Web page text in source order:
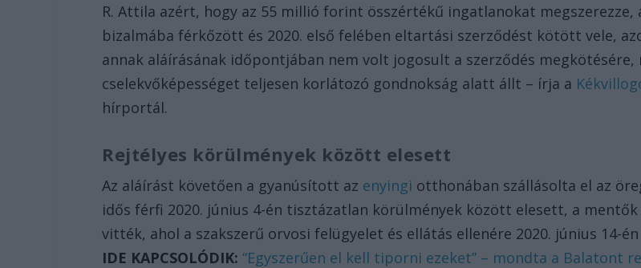
R. Attila azért, hogy az 55 millió forint összértékű ingatlanokat megszerezze,
bizalmába férkőzött és 2020. első felében eltartási szerződést kötött vele,
annak aláírásának időpontjában nem volt jogosult a szerződés megkötésére,
cselekvőképességet teljesen korlátozó gondnokság alatt állt – írja a
hírportál.
Rejtélyes körülmények között elesett
Az aláírást követően a gyanúsított az enyingi otthonában szállásolta el az
idős férfi 2020. június 4-én tisztázatlan körülmények között elesett, a
vitték, ahol a szakszerű orvosi felügyelet és ellátás ellenére 2020. június 14-
IDE KAPCSOLÓDIK:“Egyszerűen el kell tiporni ezeket” – mondta a Balatont